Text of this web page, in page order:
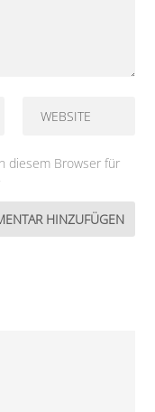
diesem Browser für